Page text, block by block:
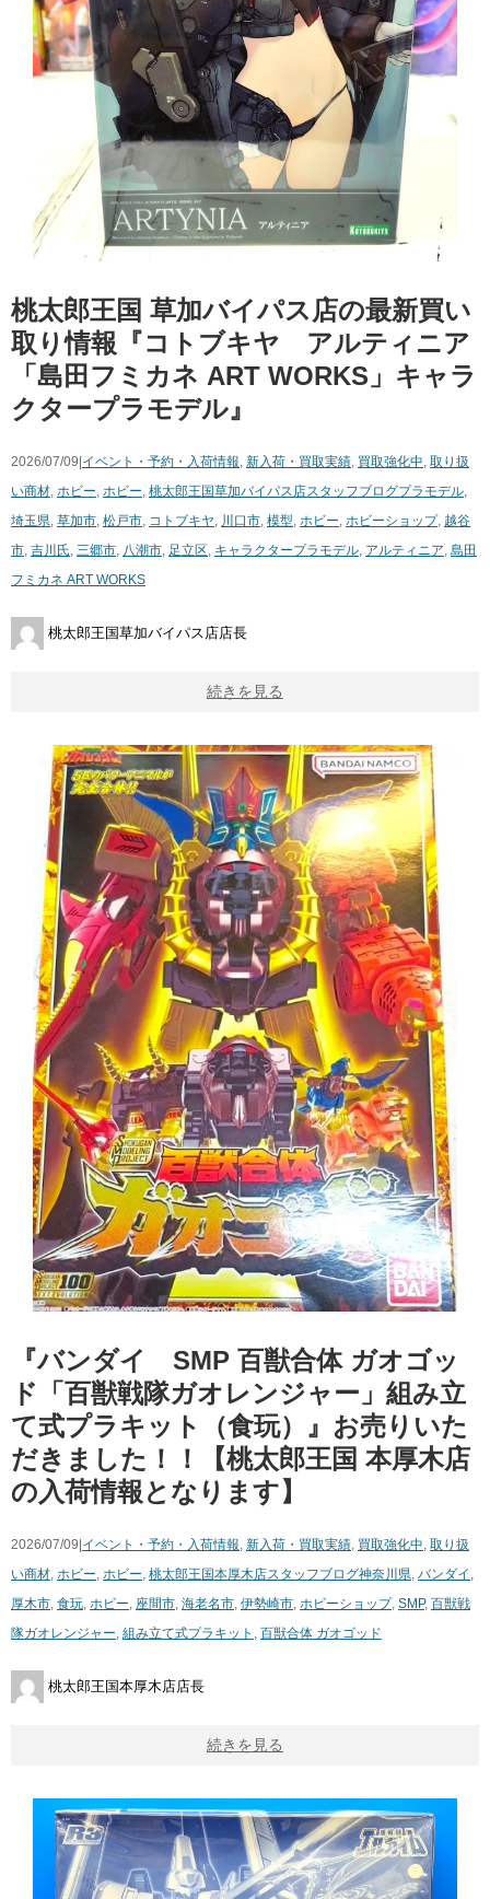
桃太郎王国 草加バイパス店の最新買い
取り情報『コトブキヤ アルティニア ​
「島田フミカネ ART WORKS」キャラ
クタープラモデル』
2026/07/09|イベント・予約・入荷情報, 新入荷・買取実績, 買取強化中, 取り扱
い商材, ホビー, ホビー, 桃太郎王国草加バイパス店スタッフブログプラモデル,
埼玉県, 草加市, 松戸市, コトブキヤ, 川口市, 模型, ホビー, ホビーショップ, 越谷
市, 吉川氏, 三郷市, 八潮市, 足立区, キャラクタープラモデル, アルティニア, 島田
フミカネ ART WORKS
桃太郎王国草加バイパス店店長
続きを見る
『バンダイ SMP 百獣合体 ガオゴッ
ド「百獣戦隊ガオレンジャー」組み立
て式プラキット（食玩）』お売りいた
だきました！！【桃太郎王国 本厚木店
の入荷情報となります】
2026/07/09|イベント・予約・入荷情報 新入荷・買取実績 買取強化中 取り扱
い商材 ホビー ホビー 桃太郎王国本厚木店スタッフブログ神奈川県 バンダイ
厚木市 食玩 ホビー 座間市 海老名市 伊勢崎市 ホビーショップ, SMP, 百獣戦
隊ガオレンジャー 組み立て式プラキット 百獣合体 ガオゴッド
桃太郎王国本厚木店店長
続きを見る